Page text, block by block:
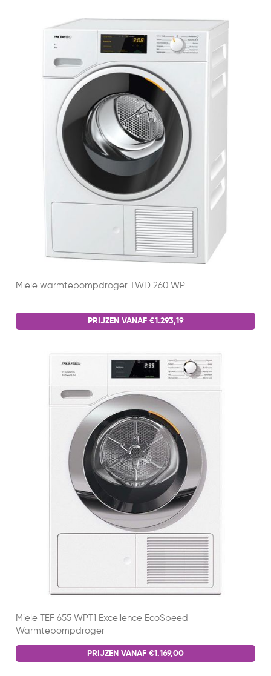
Miele warmtepompdroger TWD 260 WP
PRIJZEN VANAF €1.293,19
Miele TEF 655 WPT1 Excellence EcoSpeed
Warmtepompdroger
PRIJZEN VANAF €1.169,00